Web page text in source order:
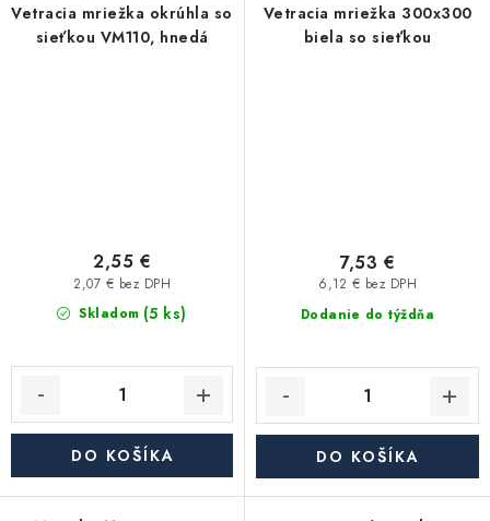
Vetracia mriežka okrúhla so
sieťkou VM110, hnedá
Skladom (5 ks)
2,07 € bez DPH
2,55 €
DO KOŠÍKA
Vetracia mriežka 300x300
biela so sieťkou
Dodanie do týždňa
6,12 € bez DPH
7,53 €
DO KOŠÍKA